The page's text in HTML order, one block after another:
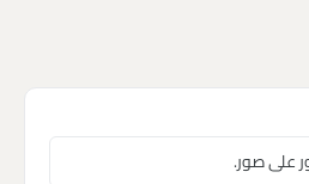
على صور.